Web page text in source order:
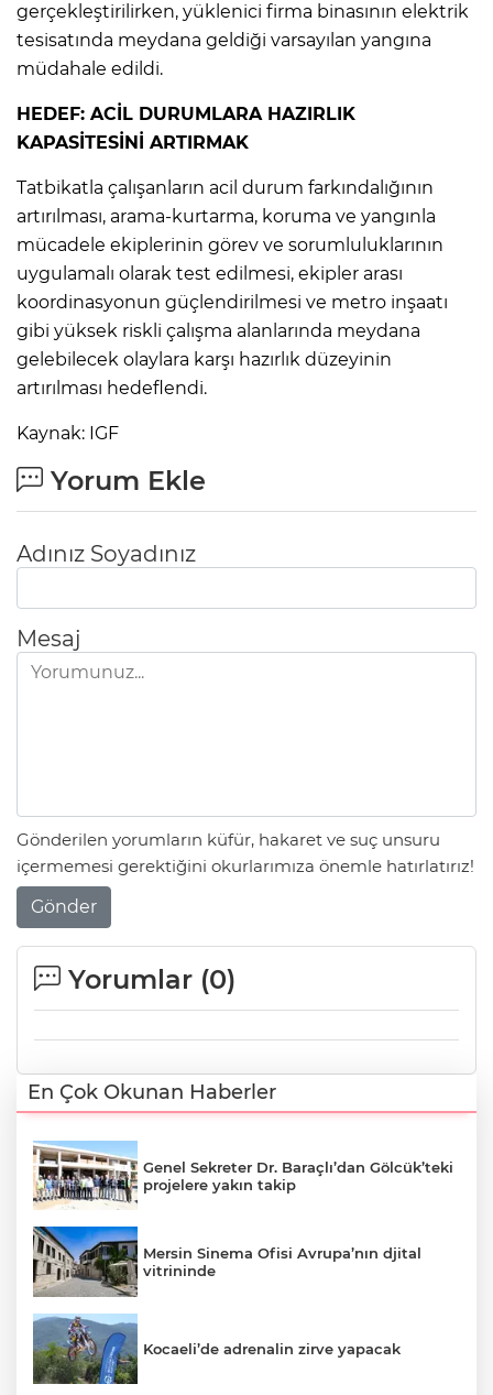
gerçekleştirilirken, yüklenici firma binasının elektrik
tesisatında meydana geldiği varsayılan yangına
müdahale edildi.
HEDEF: ACİL DURUMLARA HAZIRLIK
KAPASİTESİNİ ARTIRMAK
Tatbikatla çalışanların acil durum farkındalığının
artırılması, arama-kurtarma, koruma ve yangınla
mücadele ekiplerinin görev ve sorumluluklarının
uygulamalı olarak test edilmesi, ekipler arası
koordinasyonun güçlendirilmesi ve metro inşaatı
gibi yüksek riskli çalışma alanlarında meydana
gelebilecek olaylara karşı hazırlık düzeyinin
artırılması hedeflendi.
Kaynak: IGF
Yorum Ekle
Adınız Soyadınız
Mesaj
Gönderilen yorumların küfür, hakaret ve suç unsuru
içermemesi gerektiğini okurlarımıza önemle hatırlatırız!
Gönder
Yorumlar (0)
En Çok Okunan Haberler
Genel Sekreter Dr. Baraçlı’dan Gölcük’teki
projelere yakın takip
Mersin Sinema Ofisi Avrupa’nın djital
vitrininde
Kocaeli’de adrenalin zirve yapacak